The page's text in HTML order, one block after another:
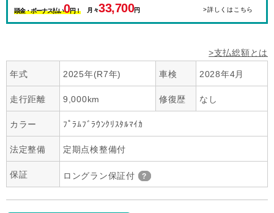
頭金・ボーナス払い0円！ 月々33,700円 >詳しくはこちら
>支払総額とは
年式 2025年(R7年) 車検 2028年4月
走行距離 9,000km 修復歴 なし
カラー ﾌﾟﾗﾑﾌﾞﾗｳﾝｸﾘｽﾀﾙﾏｲｶ
法定整備 定期点検整備付
保証 ロングラン保証付